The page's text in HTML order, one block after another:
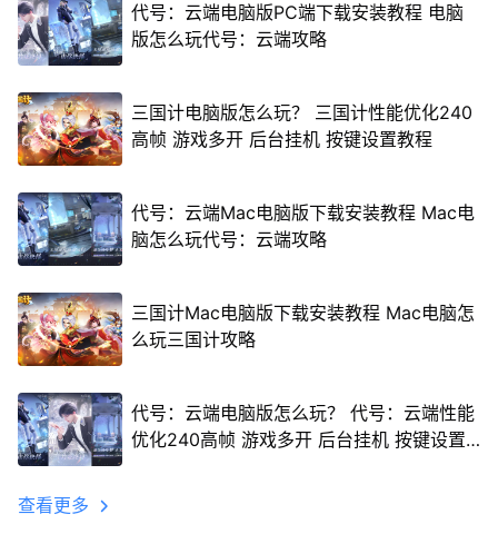
代号：云端电脑版PC端下载安装教程 电脑
版怎么玩代号：云端攻略
三国计电脑版怎么玩？ 三国计性能优化240
高帧 游戏多开 后台挂机 按键设置教程
代号：云端Mac电脑版下载安装教程 Mac电
脑怎么玩代号：云端攻略
三国计Mac电脑版下载安装教程 Mac电脑怎
么玩三国计攻略
代号：云端电脑版怎么玩？ 代号：云端性能
优化240高帧 游戏多开 后台挂机 按键设置
查看更多